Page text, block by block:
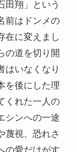
田翔」という
前はドンメの
在に変えまし
の道を切り開
はいなくなり
を後にした理
くれた一人の
シンへの一途
蔑視、恐れさ
の愛だけがす